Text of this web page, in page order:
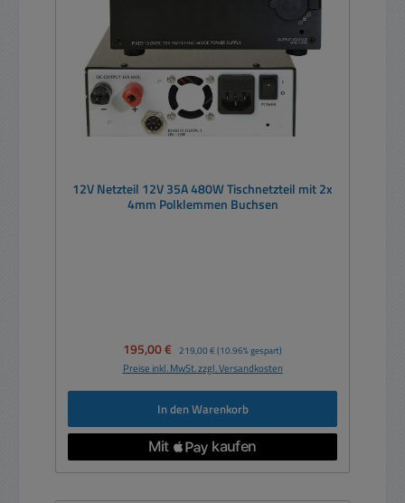
12V Netzteil 12V 35A 480W Tischnetzteil mit 2x
4mm Polklemmen Buchsen
Verkaufspreis:
195,00 € Regulärer Preis:
219,00 € (10.96% gespart)
Preise inkl. MwSt. zzgl. Versandkosten
In den Warenkorb